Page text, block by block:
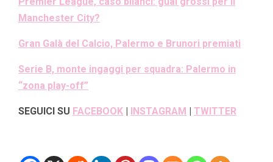
Manchester City?
Gran Galà del Calcio, Palermo e Brunori premiati
Serie B, monte ingaggi per squadra: Palermo in
“zona play-off”
SEGUICI SU FACEBOOK | INSTAGRAM | TWITTER